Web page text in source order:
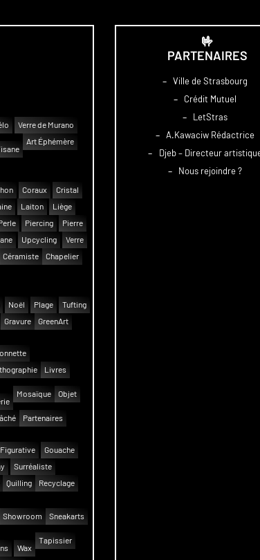
Verre de Murano
Art Éphémère
Coraux
Cristal
Laiton
Liège
Piercing
Pierre
Upcycling
Verre
Céramiste Chapelier
Noël Plage
Tufting
Gravure GreenArt
Livres
Mosaïque Objet
Partenaires
Figurative
Gouache
Surréaliste
Quilling
Recyclage
Showroom Sneakarts
Wax
Tapissier
🤟
PARTENAIRES
– Ville de Strasbourg
– Crédit Mutuel
– LetStras
– A.Kawaciw Rédactrice
– Djeb – Directeur
– Nous rejoindre ?